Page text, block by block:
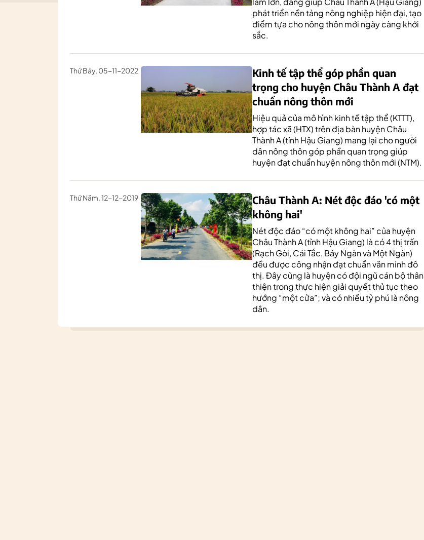
phát triển nền tảng nông nghiệp hiện đại, tạo
điểm tựa cho nông thôn mới ngày càng khởi
sắc.
Thứ Bảy, 05-11-2022
Kinh tế tập thể góp phần quan
trọng cho huyện Châu Thành A đạt
chuẩn nông thôn mới
Hiệu quả của mô hình kinh tế tập thể (KTTT),
hợp tác xã (HTX) trên địa bàn huyện Châu
Thành A (tỉnh Hậu Giang) mang lại cho người
dân nông thôn góp phần quan trọng giúp
huyện đạt chuẩn huyện nông thôn mới (NTM).
Thứ Năm, 12-12-2019
Châu Thành A: Nét độc đáo 'có một
không hai'
Nét độc đáo “có một không hai” của huyện
Châu Thành A (tỉnh Hậu Giang) là có 4 thị trấn
(Rạch Gòi, Cái Tắc, Bảy Ngàn và Một Ngàn)
đều được công nhận đạt chuẩn văn minh đô
thị. Đây cũng là huyện có đội ngũ cán bộ thân
thiện trong thực hiện giải quyết thủ tục theo
hướng “một cửa”; và có nhiều tỷ phú là nông
dân.